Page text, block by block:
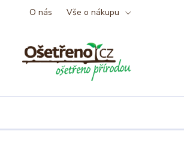
O nás Vše o nákupu